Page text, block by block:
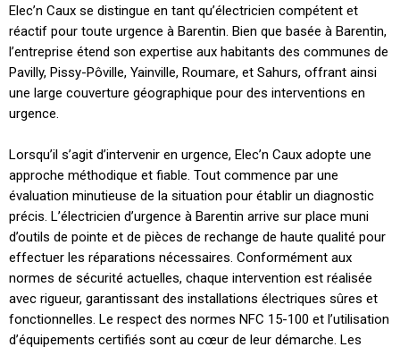
Elec’n Caux se distingue en tant qu’électricien compétent et
réactif pour toute urgence à Barentin. Bien que basée à Barentin,
l’entreprise étend son expertise aux habitants des communes de
Pavilly, Pissy-Pôville, Yainville, Roumare, et Sahurs, offrant ainsi
une large couverture géographique pour des interventions en
urgence.
Lorsqu’il s’agit d’intervenir en urgence, Elec’n Caux adopte une
approche méthodique et fiable. Tout commence par une
évaluation minutieuse de la situation pour établir un diagnostic
précis. L’électricien d’urgence à Barentin arrive sur place muni
d’outils de pointe et de pièces de rechange de haute qualité pour
effectuer les réparations nécessaires. Conformément aux
normes de sécurité actuelles, chaque intervention est réalisée
avec rigueur, garantissant des installations électriques sûres et
fonctionnelles. Le respect des normes NFC 15-100 et l’utilisation
d’équipements certifiés sont au cœur de leur démarche. Les